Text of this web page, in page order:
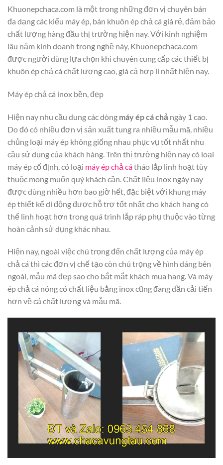
Khuonepchaca.com là một trong những đơn vị chuyên bán
đa dạng các kiểu máy ép, bán khuôn ép chả cá giá rẻ, đảm bảo
chất lượng hàng đầu thị trường hiện nay. Với kinh nghiệm
lâu năm kinh doanh trong nghề này, Khuonepchaca.com
được người dùng lựa chọn khi chuyên cung cấp các thiết bị
khuôn ép chả cá chất lượng cao, giá cả hợp lí nhất hiện nay.
Máy ép chả cá inox bền, đẹp
Hiện nay nhu cầu dung các dòng máy ép cá chả ngày 1 cao.
Do đó có nhiều đơn vị sản xuất tung ra nhiều mẫu mã, nhiều
chủng loại máy ép không giống nhau phục vụ tốt nhất nhu
cầu sử dụng của khách hàng. Trên thị trường hiện nay có loại
máy ép cố định, có loại máy ép chả cátháo lắp linh hoạt tùy
thuộc mong muốn quý khách cần. Chất liệu inox ngày nay
được dùng nhiều hơn bao giờ hết, đặc biệt với khung máy
ép thiết kế di động được hỗ trợ tốt nhất cho khách hang có
thể linh hoạt hơn trong quá trình lắp ráp phụ thuộc vào từng
hoàn cảnh sử dụng khác nhau.
Hiện nay, ngoài việc chú trọng đến chất lượng của máy ép
chả cá thì các đơn vị chế tạo còn chú trọng về hình dáng bên
ngoài, mẫu mã đẹp sao cho bắt mắt khách mua hang. Và máy
ép chả cá nóng có chất liệu bằng inox cũng đang dần cải tiến
hơn về cả chất lượng và mẫu mã.